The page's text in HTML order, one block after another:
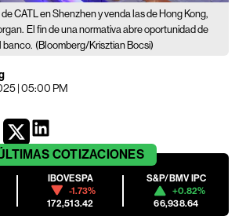
CATL en Shenzhen y venda las de Hong Kong,
El fin de una normativa abre oportunidad de
banco. (Bloomberg/Krisztian Bocsi)
| 05:00 PM
COTIZACIONES
IBOVESPA
-1.73%
172,513.42
S&P/BMV IPC
+0.82%
66,938.64